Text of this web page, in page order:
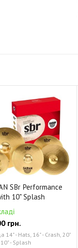
SBr Performance
10" Splash
грн.
14" - Hats, 16" - Crash, 20"
- Splash